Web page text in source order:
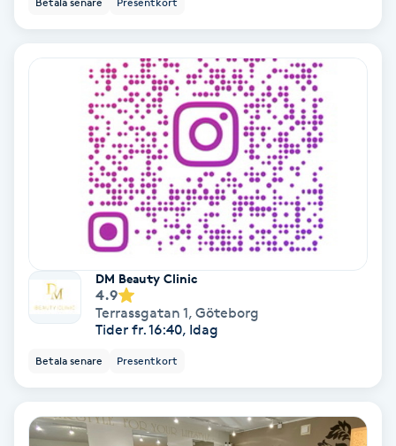
Bambumassage
Barnklippning
Blowout
Bottenfärg
DM Beauty Clinic
4.9
Terrassgatan 1, Göteborg
Tider fr. 16:40, Idag
Betala senare Presentkort